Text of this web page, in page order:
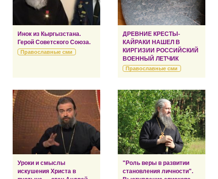
Инок из Кыргызстана.
Герой Советского Союза.
Православные сми
ДРЕВНИЕ КРЕСТЫ-
КАЙРАКИ НАШЕЛ В
КИРГИЗИИ РОССИЙСКИЙ
ВОЕННЫЙ ЛЕТЧИК
Православные сми
Уроки и смыслы
искушения Христа в
"Роль веры в развитии
становления личности".